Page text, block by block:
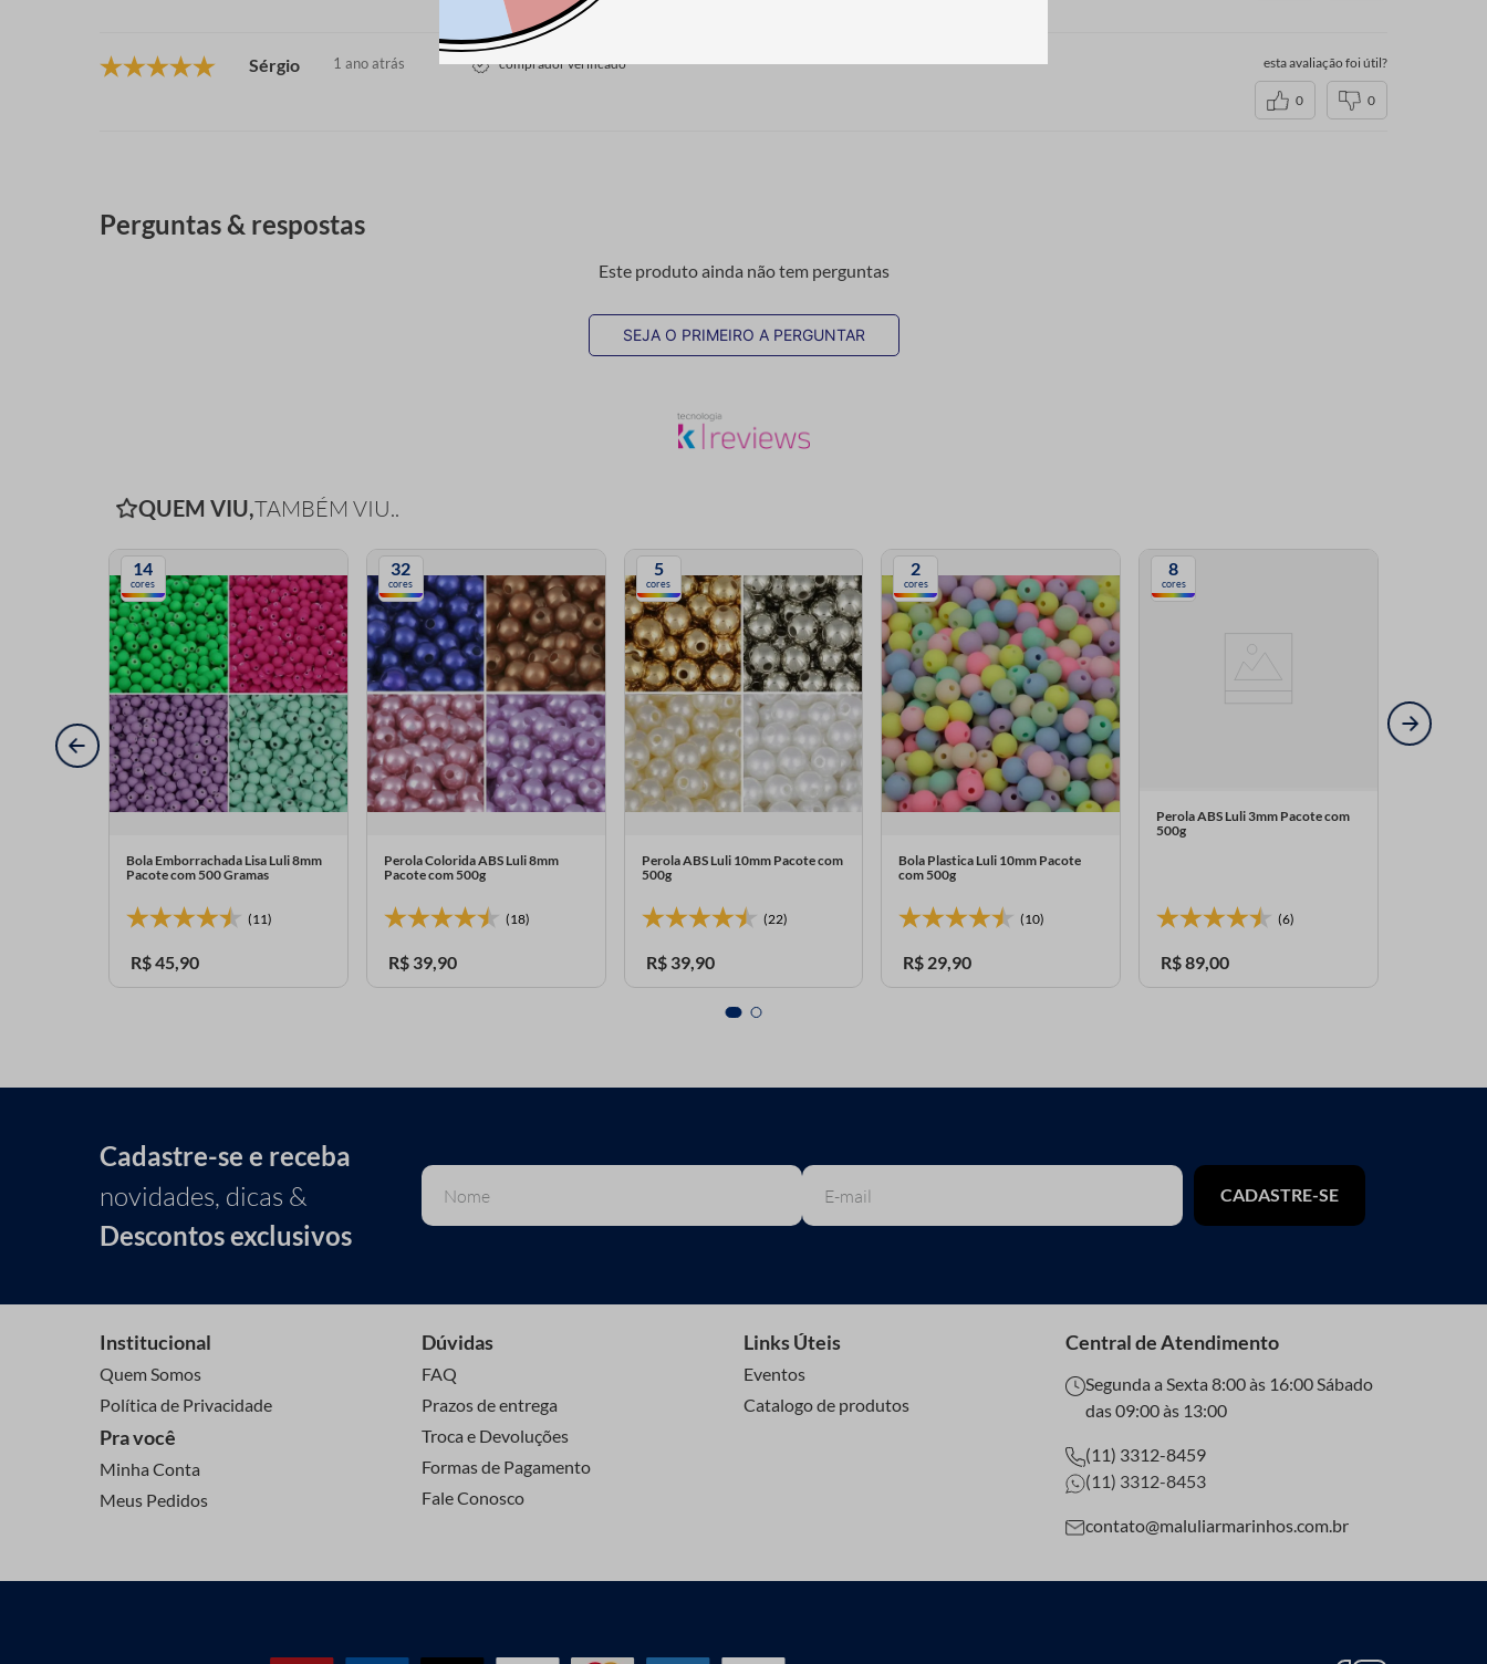
Sérgio 1 ano atrás comprador verificado esta avaliação foi útil?
0 0
Perguntas & respostas
Este produto ainda não tem perguntas
SEJA O PRIMEIRO A PERGUNTAR
QUEM VIU,TAMBÉM VIU..
14
cores
Bola Emborrachada Lisa Luli 8mm
Pacote com 500 Gramas
(11)
R$45,90
32
cores
Perola Colorida ABS Luli 8mm
Pacote com 500g
(18)
R$ 39,90
5
cores
Perola ABS Luli 10mm Pacote com
500g
(22)
R$ 39,90
2
cores
Bola Plastica Luli 10mm Pacote
com 500g
(10)
R$ 29,90
8
cores
Perola ABS Luli 3mm Pacote com
500g
(6)
R$89,00
Cadastre-se e receba
novidades, dicas &
Descontos exclusivos
CADASTRE-SE
Institucional
Quem Somos
Política de Privacidade
Pra você
Minha Conta
Meus Pedidos
Dúvidas
FAQ
Prazos de entrega
Troca e Devoluções
Formas de Pagamento
Fale Conosco
Links Úteis
Eventos
Catalogo de produtos
Central de Atendimento
Segunda a Sexta 8:00 às 16:00 Sábado
das 09:00 às 13:00
(11) 3312-8459
(11) 3312-8453
contato@maluliarmarinhos.com.br